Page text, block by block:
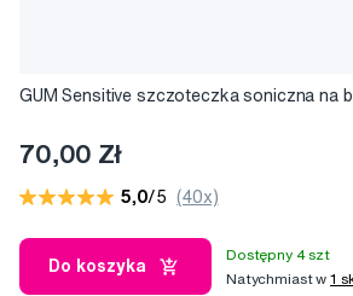
GUM Sensitive szczoteczka soniczna na
70,00 Zł
5,0/5 (40x)
Do koszyka
Dostępny 4 szt
Natychmiast w1